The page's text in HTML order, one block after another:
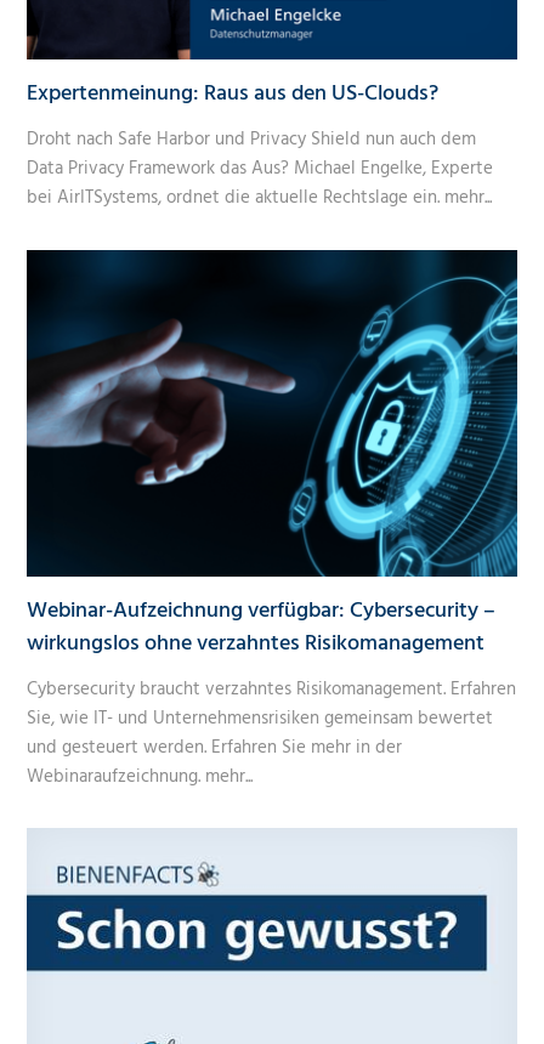
Expertenmeinung: Raus aus den US-Clouds?
Droht nach Safe Harbor und Privacy Shield nun auch dem
Data Privacy Framework das Aus? Michael Engelke, Experte
bei AirITSystems, ordnet die aktuelle Rechtslage ein. mehr...
Webinar-Aufzeichnung verfügbar: Cybersecurity –
wirkungslos ohne verzahntes Risikomanagement
Cybersecurity braucht verzahntes Risikomanagement. Erfahren
Sie, wie IT- und Unternehmensrisiken gemeinsam bewertet
und gesteuert werden. Erfahren Sie mehr in der
Webinaraufzeichnung. mehr...